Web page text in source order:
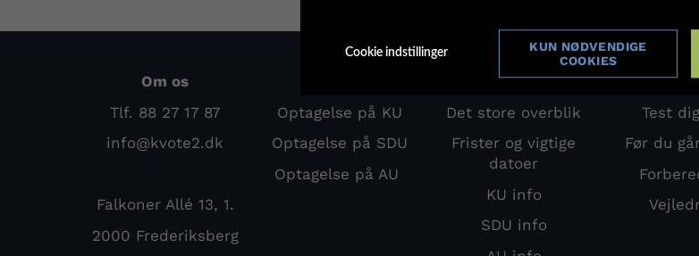
Om os
Tlf. 88 27 17 87
info@kvote2.dk
Falkoner Allé 13, 1.
2000 Frederiksberg
Optagelse på KU
Optagelse på SDU
Optagelse på AU
Uni-info
Det store overblik
Frister og vigtige
datoer
KU info
SDU info
Kom i
Test
Før du
Cookie indstillinger
KUN NØDVENDIGE
COOKIES